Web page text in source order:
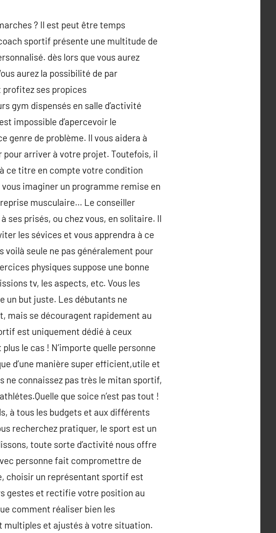
? Il est peut être temps
sportif présente une multitude de
dès lors que vous aurez
aurez la possibilité de par
profitez ses propices
gym dispensés en salle d’activité
impossible d’apercevoir le
genre de problème. Il vous aidera à
arriver à votre projet. Toutefois, il
ce titre en compte votre condition
imaginer un programme remise en
musculaire… Le conseiller
ses prisés, ou chez vous, en solitaire. Il
les sévices et vous apprendra à ce
seule ne pas généralement pour
physiques suppose une bonne
tv, les aspects, etc. Vous les
un but juste. Les débutants ne
mais se découragent rapidement au
est uniquement dédié à ceux
le cas ! N’importe quelle personne
d’une manière super efficient,utile et
ne connaissez pas très le mitan sportif,
que soice n’est pas tout !
à tous les budgets et aux différents
recherchez pratiquer, le sport est un
toute sorte d’activité nous offre
personne fait compromettre de
choisir un représentant sportif est
gestes et rectifie votre position au
comment réaliser bien les
multiples et ajustés à votre situation.